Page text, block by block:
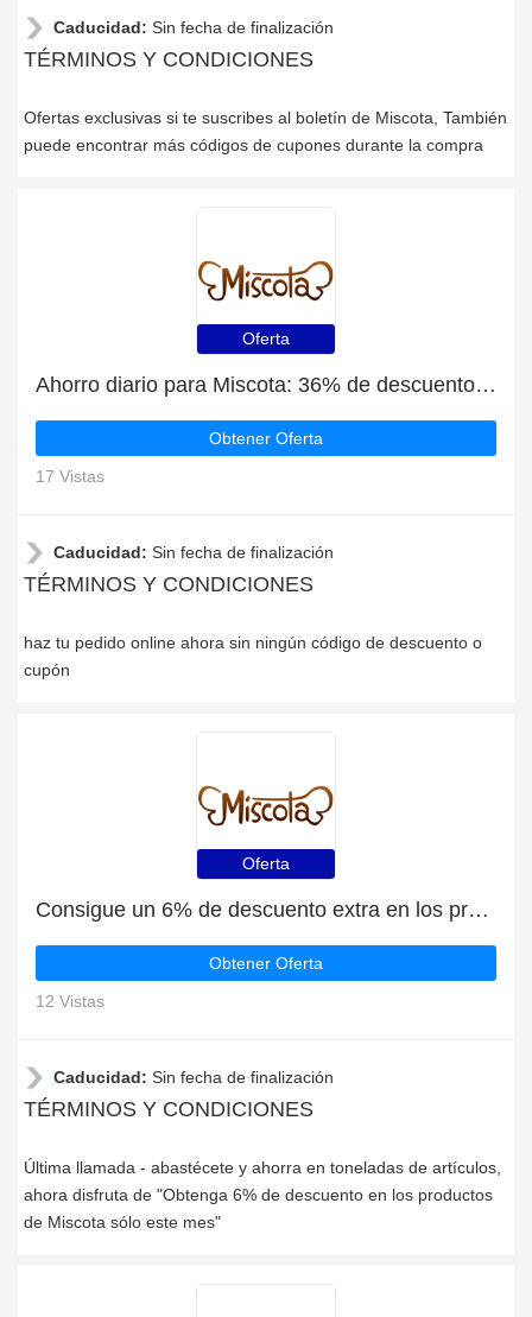
Caducidad: Sin fecha de finalización
TÉRMINOS Y CONDICIONES
Ofertas exclusivas si te suscribes al boletín de Miscota, También
puede encontrar más códigos de cupones durante la compra
Oferta
Ahorro diario para Miscota: 36% de descuento, regalos y más
Obtener Oferta
17 Vistas
Caducidad: Sin fecha de finalización
TÉRMINOS Y CONDICIONES
haz tu pedido online ahora sin ningún código de descuento o
cupón
Oferta
Consigue un 6% de descuento extra en los productos de Miscota
Obtener Oferta
12 Vistas
Caducidad: Sin fecha de finalización
TÉRMINOS Y CONDICIONES
Última llamada - abastécete y ahorra en toneladas de artículos,
ahora disfruta de "Obtenga 6% de descuento en los productos
de Miscota sólo este mes"